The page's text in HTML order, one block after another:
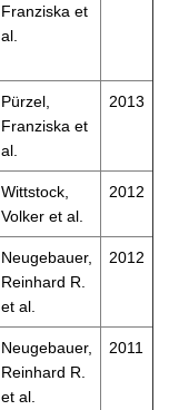
Franziska et
al.
Pürzel,
Franziska et
al.
2013
Wittstock,
Volker et al.
2012
Neugebauer,
Reinhard R.
et al.
2012
Neugebauer,
Reinhard R.
et al.
2011